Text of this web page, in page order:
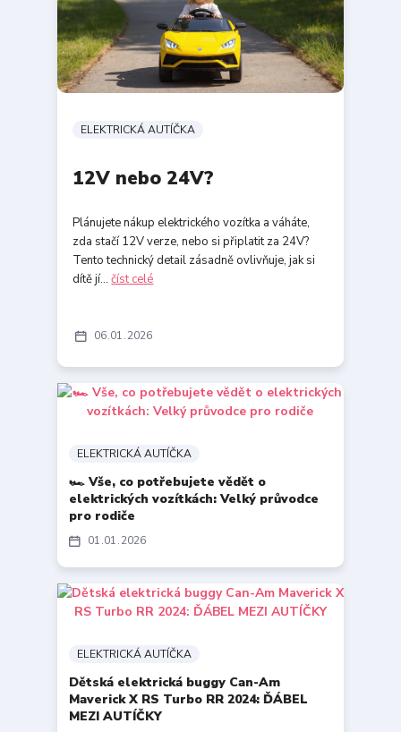
06 01 2026
ELEKTRICKÁ AUTÍČKA
12V nebo 24V?
Plánujete nákup elektrického vozítka a váháte,
zda stačí 12V verze, nebo si připlatit za 24V?
Tento technický detail zásadně ovlivňuje, jak si
dítě jí...číst celé
01 01 2026
ELEKTRICKÁ AUTÍČKA
🏎️ Vše, co potřebujete vědět o
elektrických vozítkách: Velký průvodce
pro rodiče
ELEKTRICKÁ AUTÍČKA
Dětská elektrická buggy Can-Am
Maverick X RS Turbo RR 2024: ĎÁBEL
MEZI AUTÍČKY